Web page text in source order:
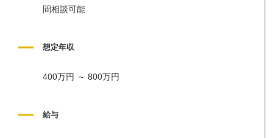
間相談可能
想定年収
400万円 ～ 800万円
給与